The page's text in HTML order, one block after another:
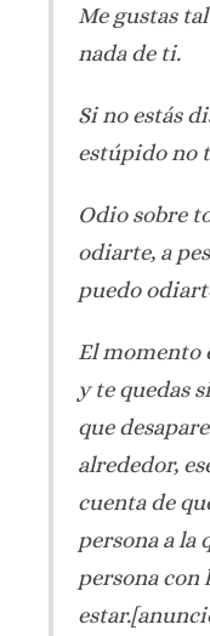
Me gustas
nada de ti.
Si no estás
estúpido no
Odio sobre
odiarte, a
puedo
El momento
y te quedas
que
alrededor,
cuenta de
persona a la
persona con